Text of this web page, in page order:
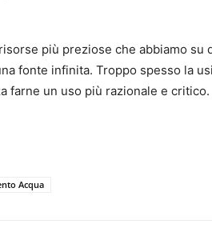
più preziose che abbiamo su
fonte infinita. Troppo spesso la
farne un uso più razionale e critico.
Acqua